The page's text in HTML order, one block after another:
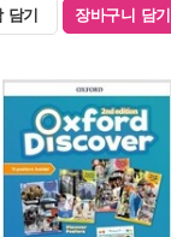
담기 장바구니 담기